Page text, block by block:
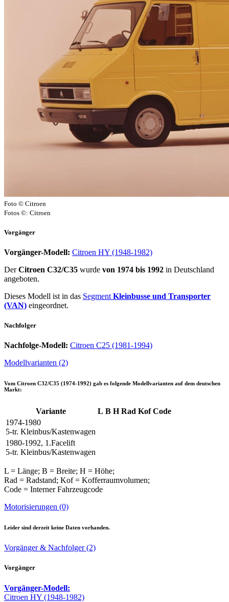
Foto © Citroen
Fotos ©: Citroen
Vorgänger
Vorgänger-Modell: Citroen HY (1948-1982)
DerCitroen C32/C35 wurde von 1974 bis 1992 in Deutschland
angeboten.
Dieses Modell ist in das Segment Kleinbusse und Transporter
(VAN) eingeordnet.
Nachfolger
Nachfolge-Modell: Citroen C25 (1981-1994)
Modellvarianten (2)
Vom Citroen C32/C35 (1974-1992) gab es folgende Modellvarianten auf dem deutschen
Markt:
Variante L B H Rad Kof Code
1974-1980
5-tr. Kleinbus/Kastenwagen
1980-1992, 1.Facelift
5-tr. Kleinbus/Kastenwagen
L = Länge; B = Breite; H = Höhe;
Rad = Radstand; Kof = Kofferraumvolumen;
Code = Interner Fahrzeugcode
Motorisierungen (0)
Leider sind derzeit keine Daten vorhanden.
Vorgänger & Nachfolger (2)
Vorgänger
Vorgänger-Modell:
Citroen HY (1948-1982)